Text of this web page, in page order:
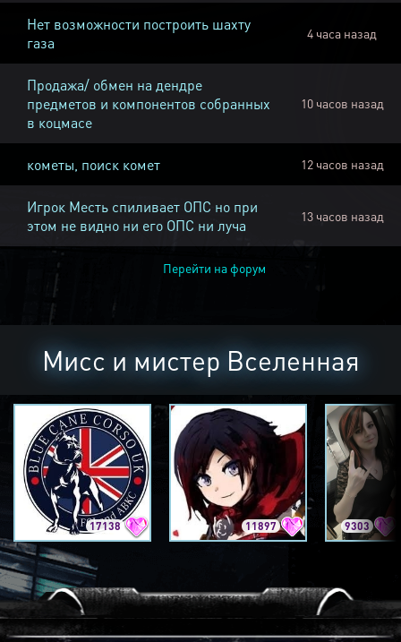
Нет возможности построить шахту
газа
4 часа назад
Продажа/ обмен на дендре
предметов и компонентов собранных
в коцмасе
10 часов назад
кометы, поиск комет 12 часов назад
Игрок Месть спиливает ОПС но при
этом не видно ни его ОПС ни луча
13 часов назад
Перейти на форум
Мисс и мистер Вселенная
17138 11897 9303